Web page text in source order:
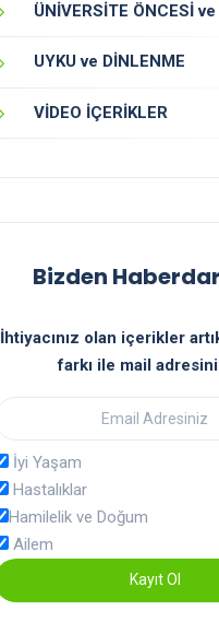
ÜNİVERSİTE ÖNCESİ ve
UYKU ve DİNLENME
VİDEO İÇERİKLER
Bizden
İhtiyacınız olan içerikler
farkı ile mail
İyi Yaşam
Hastalıklar
Hamilelik ve Doğum
Ailem
Kayıt Ol